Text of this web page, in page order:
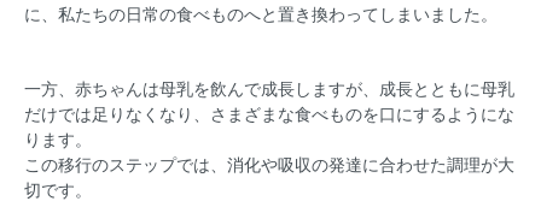
に、私たちの日常の食べものへと置き換わってしまいました。
一方、赤ちゃんは母乳を飲んで成長しますが、成長とともに母乳
だけでは足りなくなり、さまざまな食べものを口にするようにな
ります。
この移行のステップでは、消化や吸収の発達に合わせた調理が大
切です。